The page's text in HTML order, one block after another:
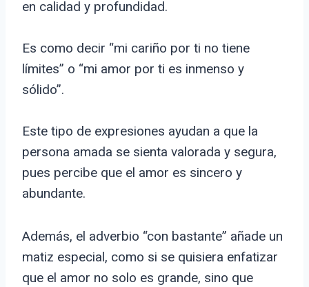
en calidad y profundidad.
Es como decir “mi cariño por ti no tiene
límites” o “mi amor por ti es inmenso y
sólido”.
Este tipo de expresiones ayudan a que la
persona amada se sienta valorada y segura,
pues percibe que el amor es sincero y
abundante.
Además, el adverbio “con bastante” añade un
matiz especial, como si se quisiera enfatizar
que el amor no solo es grande, sino que